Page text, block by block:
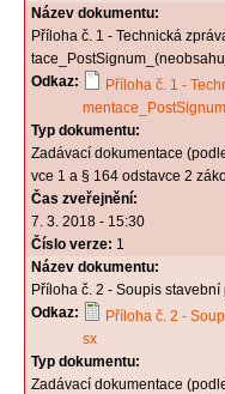
Název dokumentu:
Příloha č. 1 - Technická
Odkaz:
Příloha č. 1 -
Typ dokumentu:
Zadávací dokumentace
vce 1 a § 164 odstavce 2
Čas zveřejnění:
7. 3. 2018 - 15:30
Číslo verze: 1
Název dokumentu:
Příloha č. 2 - Soupis
Odkaz:
Příloha č. 2 -
sx
Typ dokumentu:
Zadávací dokumentace